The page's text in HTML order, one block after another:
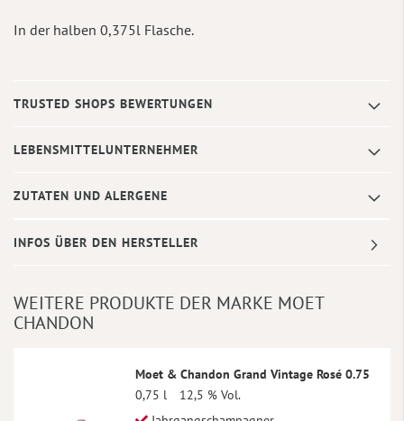
In der halben 0,375l Flasche.
TRUSTED SHOPS BEWERTUNGEN
LEBENSMITTELUNTERNEHMER
ZUTATEN UND ALERGENE
INFOS ÜBER DEN HERSTELLER
WEITERE PRODUKTE DER MARKE MOET
CHANDON
Moet & Chandon Grand Vintage Rosé 0.75
0,75 l
12,5 % Vol.